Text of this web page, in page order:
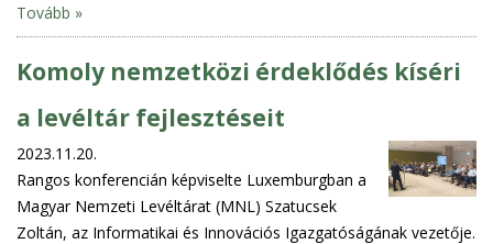
Tovább »
Komoly nemzetközi érdeklődés kíséri
a levéltár fejlesztéseit
2023.11.20.
Rangos konferencián képviselte Luxemburgban a
Magyar Nemzeti Levéltárat (MNL) Szatucsek
Zoltán, az Informatikai és Innovációs Igazgatóságának vezetője.